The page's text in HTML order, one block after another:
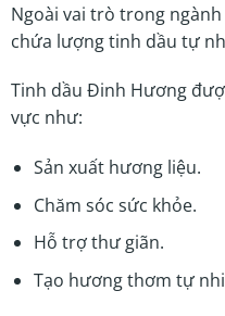
Ngoài vai trò trong
chứa lượng tinh dầu tự
Tinh dầu Đinh Hương
vực như:
Sản xuất hương liệu.
Chăm sóc sức khỏe.
Hỗ trợ thư giãn.
Tạo hương thơm tự